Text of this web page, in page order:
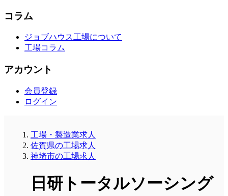
コラム
ジョブハウス工場について
工場コラム
アカウント
会員登録
ログイン
工場・製造業求人
佐賀県の工場求人
神埼市の工場求人
日研トータルソーシング